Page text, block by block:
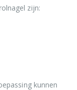
zijn:
kunnen